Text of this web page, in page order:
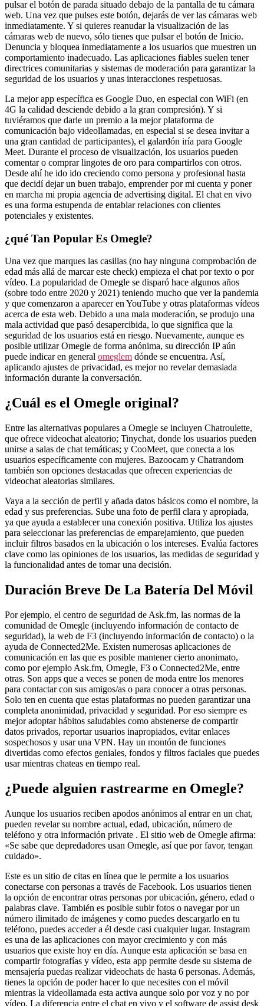
pulsar el botón de parada situado debajo de la pantalla de tu cámara
web. Una vez que pulses este botón, dejarás de ver las cámaras web
inmediatamente. Y si quieres reanudar la visualización de las
cámaras web de nuevo, sólo tienes que pulsar el botón de Inicio.
Denuncia y bloquea inmediatamente a los usuarios que muestren un
comportamiento inadecuado. Las aplicaciones fiables suelen tener
directrices comunitarias y sistemas de moderación para garantizar la
seguridad de los usuarios y unas interacciones respetuosas.
La mejor app específica es Google Duo, en especial con WiFi (en
4G la calidad desciende debido a la gran compresión). Y si
tuviéramos que darle un premio a la mejor plataforma de
comunicación bajo videollamadas, en especial si se desea invitar a
una gran cantidad de participantes), el galardón iría para Google
Meet. Durante el proceso de visualización, los usuarios pueden
comentar o comprar lingotes de oro para compartirlos con otros.
Desde ahí he ido ido creciendo como persona y profesional hasta
que decidí dejar un buen trabajo, emprender por mi cuenta y poner
en marcha mi propia agencia de advertising digital. El chat en vivo
es una forma estupenda de entablar relaciones con clientes
potenciales y existentes.
¿qué Tan Popular Es Omegle?
Una vez que marques las casillas (no hay ninguna comprobación de
edad más allá de marcar este check) empieza el chat por texto o por
vídeo. La popularidad de Omegle se disparó hace algunos años
(sobre todo entre 2020 y 2021) teniendo mucho que ver la pandemia
y que comenzaron a aparecer en YouTube y otras plataformas vídeos
acerca de esta web. Debido a una mala moderación, se produjo una
mala actividad que pasó desapercibida, lo que significa que la
seguridad de los usuarios está en riesgo. Nuevamente, aunque es
posible utilizar Omegle de forma anónima, su dirección IP aún
puede indicar en general omeglem dónde se encuentra. Así,
aplicando ajustes de privacidad, es mejor no revelar demasiada
información durante la conversación.
¿Cuál es el Omegle original?
Entre las alternativas populares a Omegle se incluyen Chatroulette,
que ofrece videochat aleatorio; Tinychat, donde los usuarios pueden
unirse a salas de chat temáticas; y CooMeet, que conecta a los
usuarios específicamente con mujeres. Bazoocam y Chatrandom
también son opciones destacadas que ofrecen experiencias de
videochat aleatorias similares.
Vaya a la sección de perfil y añada datos básicos como el nombre, la
edad y sus preferencias. Sube una foto de perfil clara y apropiada,
ya que ayuda a establecer una conexión positiva. Utiliza los ajustes
para seleccionar las preferencias de emparejamiento, que pueden
incluir filtros basados en la ubicación o los intereses. Evalúa factores
clave como las opiniones de los usuarios, las medidas de seguridad y
la funcionalidad antes de tomar una decisión.
Duración Breve De La Batería Del Móvil
Por ejemplo, el centro de seguridad de Ask.fm, las normas de la
comunidad de Omegle (incluyendo información de contacto de
seguridad), la web de F3 (incluyendo información de contacto) o la
ayuda de Connected2Me. Existen numerosas aplicaciones de
comunicación en las que es posible mantener cierto anonimato,
como por ejemplo Ask.fm, Omegle, F3 o Connected2Me, entre
otras. Son apps que a veces se ponen de moda entre los menores
para contactar con sus amigos/as o para conocer a otras personas.
Solo ten en cuenta que estas plataformas no pueden garantizar una
completa anonimidad, privacidad y seguridad. Por eso siempre es
mejor adoptar hábitos saludables como abstenerse de compartir
datos privados, reportar usuarios inapropiados, evitar enlaces
sospechosos y usar una VPN. Hay un montón de funciones
divertidas como efectos geniales, fondos y filtros faciales que puedes
usar mientras chateas en tiempo real.
¿Puede alguien rastrearme en Omegle?
Aunque los usuarios reciben apodos anónimos al entrar en un chat,
pueden revelar su nombre actual, edad, ubicación, número de
teléfono y otra información private . El sitio web de Omegle afirma:
«Se sabe que depredadores usan Omegle, así que por favor, tengan
cuidado».
Este es un sitio de citas en línea que le permite a los usuarios
conectarse con personas a través de Facebook. Los usuarios tienen
la opción de encontrar otras personas por ubicación, género, edad o
palabras clave. También es posible subir fotos o navegar por un
número ilimitado de imágenes y como puedes descargarlo en tu
teléfono, puedes acceder a él desde casi cualquier lugar. Instagram
es una de las aplicaciones con mayor crecimiento y con más
usuarios que existe hoy en día. Aunque esta aplicación se basa en
compartir fotografías y vídeo, esta app permite desde su sistema de
mensajería puedas realizar videochats de hasta 6 personas. Además,
tienes la opción de poder hacer lo que necesites con el móvil
mientras la videollamada esta activa aunque solo por voz y no por
vídeo. La diferencia entre el chat en vivo y el software de assist desk